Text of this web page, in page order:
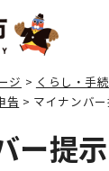
ジ > くらし・手
告 > マイナンバ
ー提